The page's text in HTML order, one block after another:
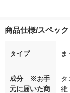
商品仕様/スペック
タイプ
成分 ※お手
元に届いた商
タ
維